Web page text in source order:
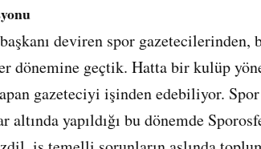
deviren spor gazetecilerinden,
dönemine geçtik. Hatta bir kulüp
gazeteciyi işinden edebiliyor. Spor
yapıldığı bu dönemde